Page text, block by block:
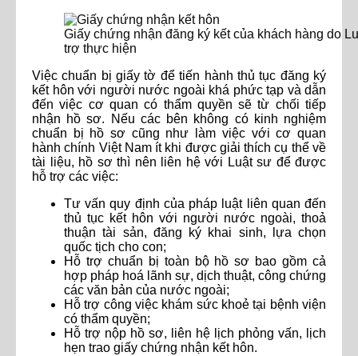
Giấy chứng nhận đăng ký kết của khách hàng do
trợ thực hiện
Việc chuẩn bị giấy tờ để tiến hành thủ tục đăng ký
kết hôn với người nước ngoài khá phức tạp và dẫn
đến việc cơ quan có thẩm quyền sẽ từ chối tiếp
nhận hồ sơ. Nếu các bên không có kinh nghiệm
chuẩn bị hồ sơ cũng như làm việc với cơ quan
hành chính Việt Nam ít khi được giải thích cụ thể về
tài liệu, hồ sơ thì nên liên hệ với Luật sư để được
hỗ trợ các việc:
Tư vấn quy định của pháp luật liên quan đến
thủ tục kết hôn với người nước ngoài, thoả
thuận tài sản, đăng ký khai sinh, lựa chọn
quốc tịch cho con;
Hỗ trợ chuẩn bị toàn bộ hồ sơ bao gồm cả
hợp pháp hoá lãnh sự, dịch thuật, công chứng
các văn bản của nước ngoài;
Hỗ trợ công việc khám sức khoẻ tại bệnh viện
có thẩm quyền;
Hỗ trợ nộp hồ sơ, liên hệ lịch phỏng vấn, lịch
hẹn trao giấy chứng nhận kết hôn.